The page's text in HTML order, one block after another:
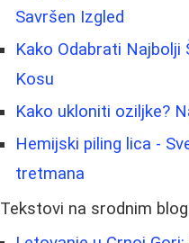
Savršen Izgled
Kako Odabrati Najbolji
Kosu
Kako ukloniti oziljke?
Hemijski piling lica -
tretmana
Tekstovi na srodnim